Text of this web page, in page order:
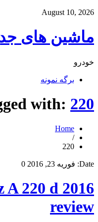
August 10, 2026
ماشین های
خودرو
برگه نمونه
with: 220
Home
/
220
Date: فوریه 23, 2016 0
A 220 d
review